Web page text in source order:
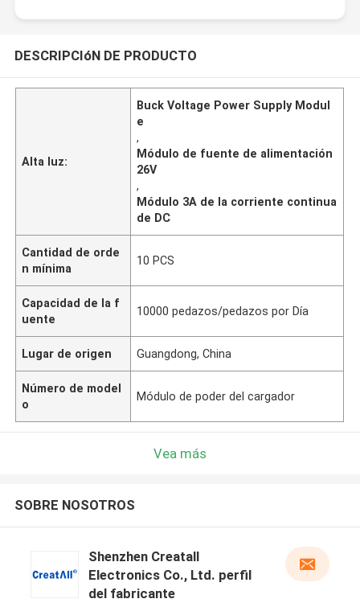
DESCRIPCIóN DE PRODUCTO
Alta luz:
Buck Voltage Power Supply Modul
e
,
Módulo de fuente de alimentación
26V
,
Módulo 3A de la corriente continua
de DC
Cantidad de orde
n mínima
10 PCS
Capacidad de la f
uente
10000 pedazos/pedazos por Día
Lugar de origen Guangdong, China
Número de model
o
Módulo de poder del cargador
Vea más
SOBRE NOSOTROS
Shenzhen Creatall
Electronics Co., Ltd. perfil
del fabricante